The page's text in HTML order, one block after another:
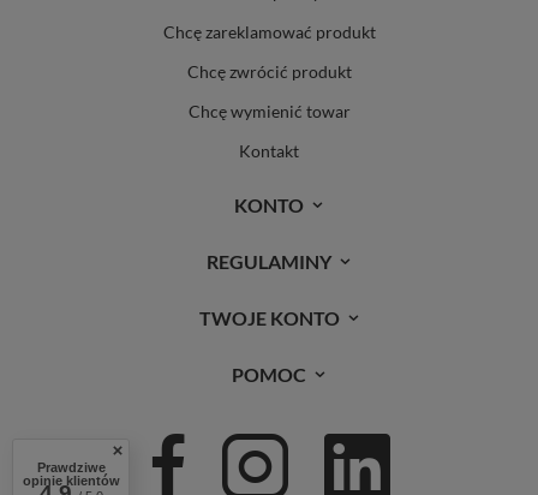
Chcę zareklamować produkt
Chcę zwrócić produkt
Chcę wymienić towar
Kontakt
KONTO
REGULAMINY
TWOJE KONTO
POMOC
Prawdziwe
opinie klientów